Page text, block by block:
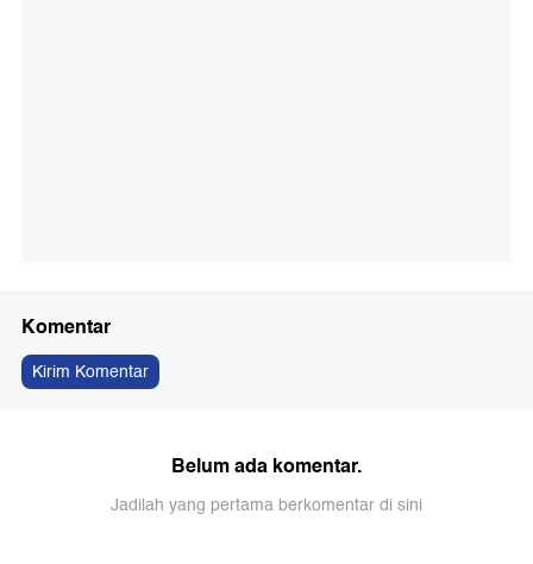
Komentar
Kirim Komentar
Belum ada komentar.
Jadilah yang pertama berkomentar di sini